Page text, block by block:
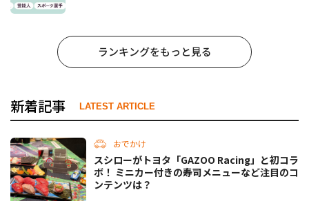
ランキングをもっと見る
新着記事 LATEST ARTICLE
おでかけ
スシローがトヨタ「GAZOO Racing」と初コラ
ボ！ ミニカー付きの寿司メニューなど注目のコ
ンテンツは？